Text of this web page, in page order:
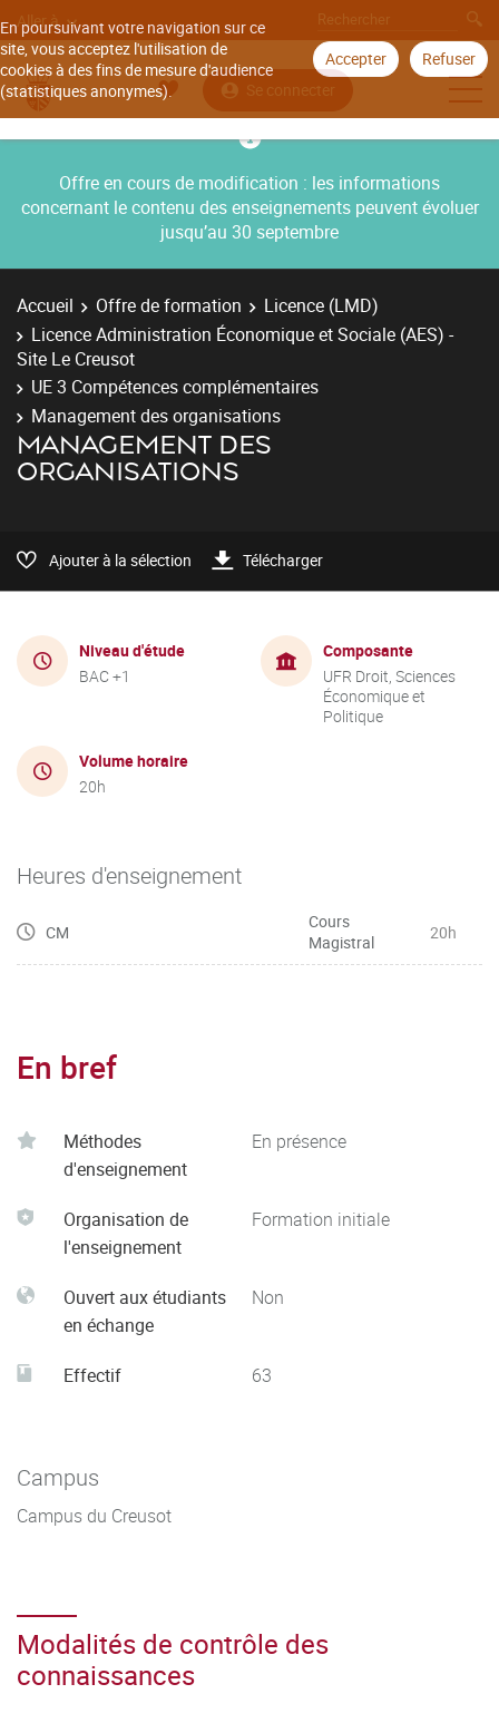
En poursuivant votre navigation sur ce
site, vous acceptez l'utilisation de
cookies à des fins de mesure d'audience
(statistiques anonymes).
Accepter Refuser
Aller à
Se connecter
Offre en cours de modification : les informations
concernant le contenu des enseignements peuvent évoluer
jusqu’au 30 septembre
Accueil Offre de formation
Licence (LMD)
Licence Administration Économique et Sociale (AES) -
Site Le Creusot
UE 3 Compétences complémentaires
Management des organisations
MANAGEMENT DES
ORGANISATIONS
Ajouter à la sélection Télécharger
Niveau d'étude
BAC +1
Composante
UFR Droit, Sciences
Économique et
Politique
Volume horaire
20h
Heures d'enseignement
CM
Cours
Magistral
20h
En bref
Méthodes
d'enseignement
En présence
Organisation de
l'enseignement
Formation initiale
Ouvert aux étudiants
en échange
Non
Effectif 63
Campus
Campus du Creusot
Modalités de contrôle des
connaissances